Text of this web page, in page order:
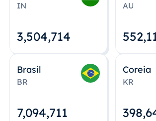
IN
3,504,715
AU
Brasil
BR
7,094,712
Coreia
KR